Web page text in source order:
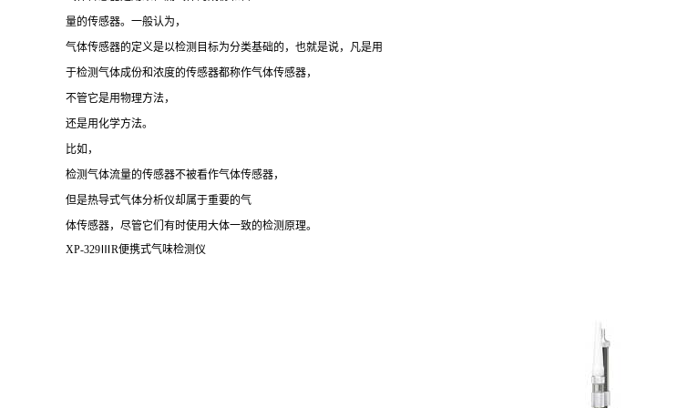
量的传感器。一般认为，
气体传感器的定义是以检测目标为分类基础的，也就是说，凡是用
于检测气体成份和浓度的传感器都称作气体传感器，
不管它是用物理方法，
还是用化学方法。
比如，
检测气体流量的传感器不被看作气体传感器，
但是热导式气体分析仪却属于重要的气
体传感器，尽管它们有时使用大体一致的检测原理。
XP-329ⅢR便携式气味检测仪